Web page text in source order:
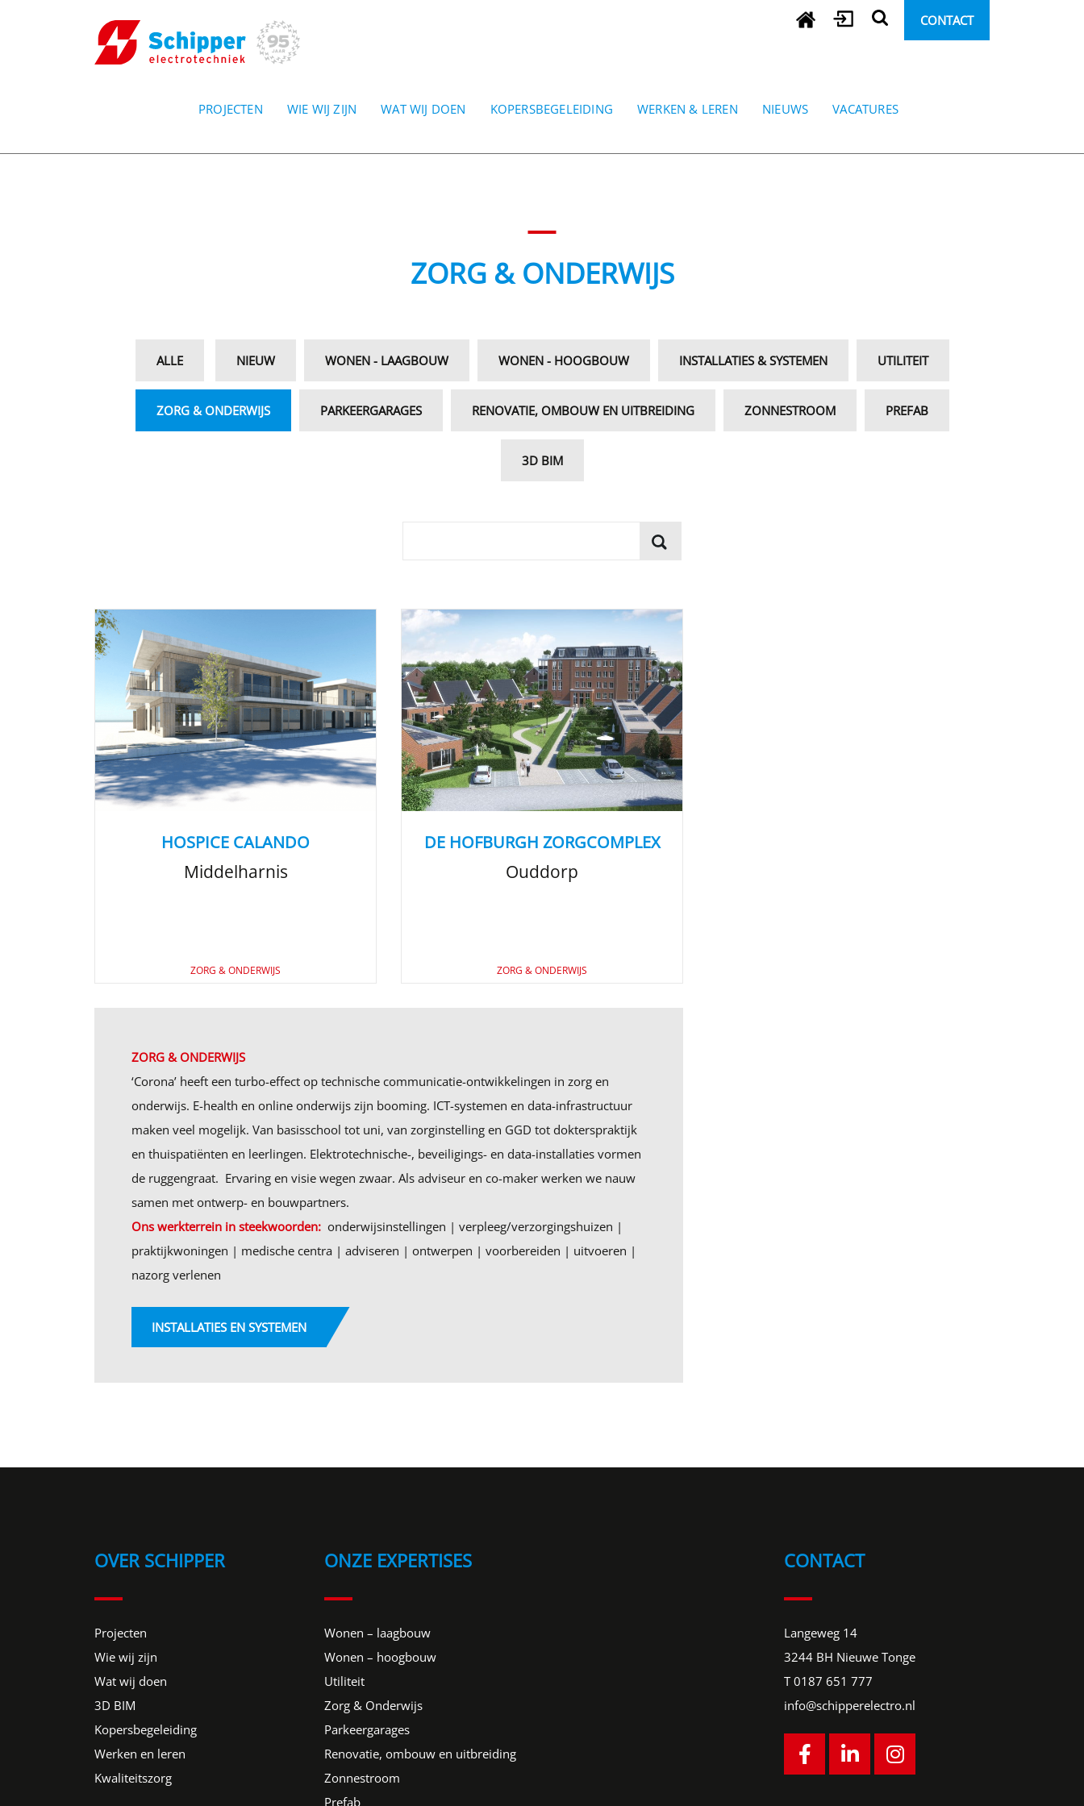
CONTACT
PROJECTEN WIE WIJ ZIJN WAT WIJ DOEN KOPERSBEGELEIDING WERKEN & LEREN NIEUWS VACATURES
ZORG & ONDERWIJS
ALLE NIEUW WONEN - LAAGBOUW WONEN - HOOGBOUW INSTALLATIES & SYSTEMEN UTILITEIT
ZORG & ONDERWIJS PARKEERGARAGES RENOVATIE, OMBOUW EN UITBREIDING ZONNESTROOM PREFAB
3D BIM
HOSPICE CALANDO
Middelharnis
ZORG & ONDERWIJS
DE HOFBURGH ZORGCOMPLEX
Ouddorp
ZORG & ONDERWIJS
ZORG & ONDERWIJS
‘Corona’ heeft een turbo-effect op technische communicatie-ontwikkelingen in zorg en
onderwijs. E-health en online onderwijs zijn booming. ICT-systemen en data-infrastructuur
maken veel mogelijk. Van basisschool tot uni, van zorginstelling en GGD tot dokterspraktijk
en thuispatiënten en leerlingen. Elektrotechnische-, beveiligings- en data-installaties vormen
de ruggengraat. Ervaring en visie wegen zwaar. Als adviseur en co-maker werken we nauw
samen met ontwerp- en bouwpartners.
Ons werkterrein in steekwoorden: onderwijsinstellingen | verpleeg/verzorgingshuizen |
praktijkwoningen | medische centra | adviseren | ontwerpen | voorbereiden | uitvoeren |
nazorg verlenen
INSTALLATIES EN SYSTEMEN
OVER SCHIPPER
Projecten
Wie wij zijn
Wat wij doen
3D BIM
Kopersbegeleiding
Werken en leren
Kwaliteitszorg
ONZE EXPERTISES
Wonen – laagbouw
Wonen – hoogbouw
Utiliteit
Zorg & Onderwijs
Parkeergarages
Renovatie, ombouw en uitbreiding
Zonnestroom
Prefab
CONTACT
Langeweg 14
3244 BH Nieuwe Tonge
T0187 651 777
info@schipperelectro.nl